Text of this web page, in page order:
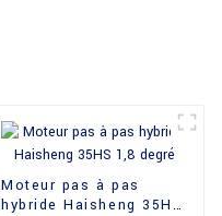
Moteur pas à pas
hybride Haisheng 35HS